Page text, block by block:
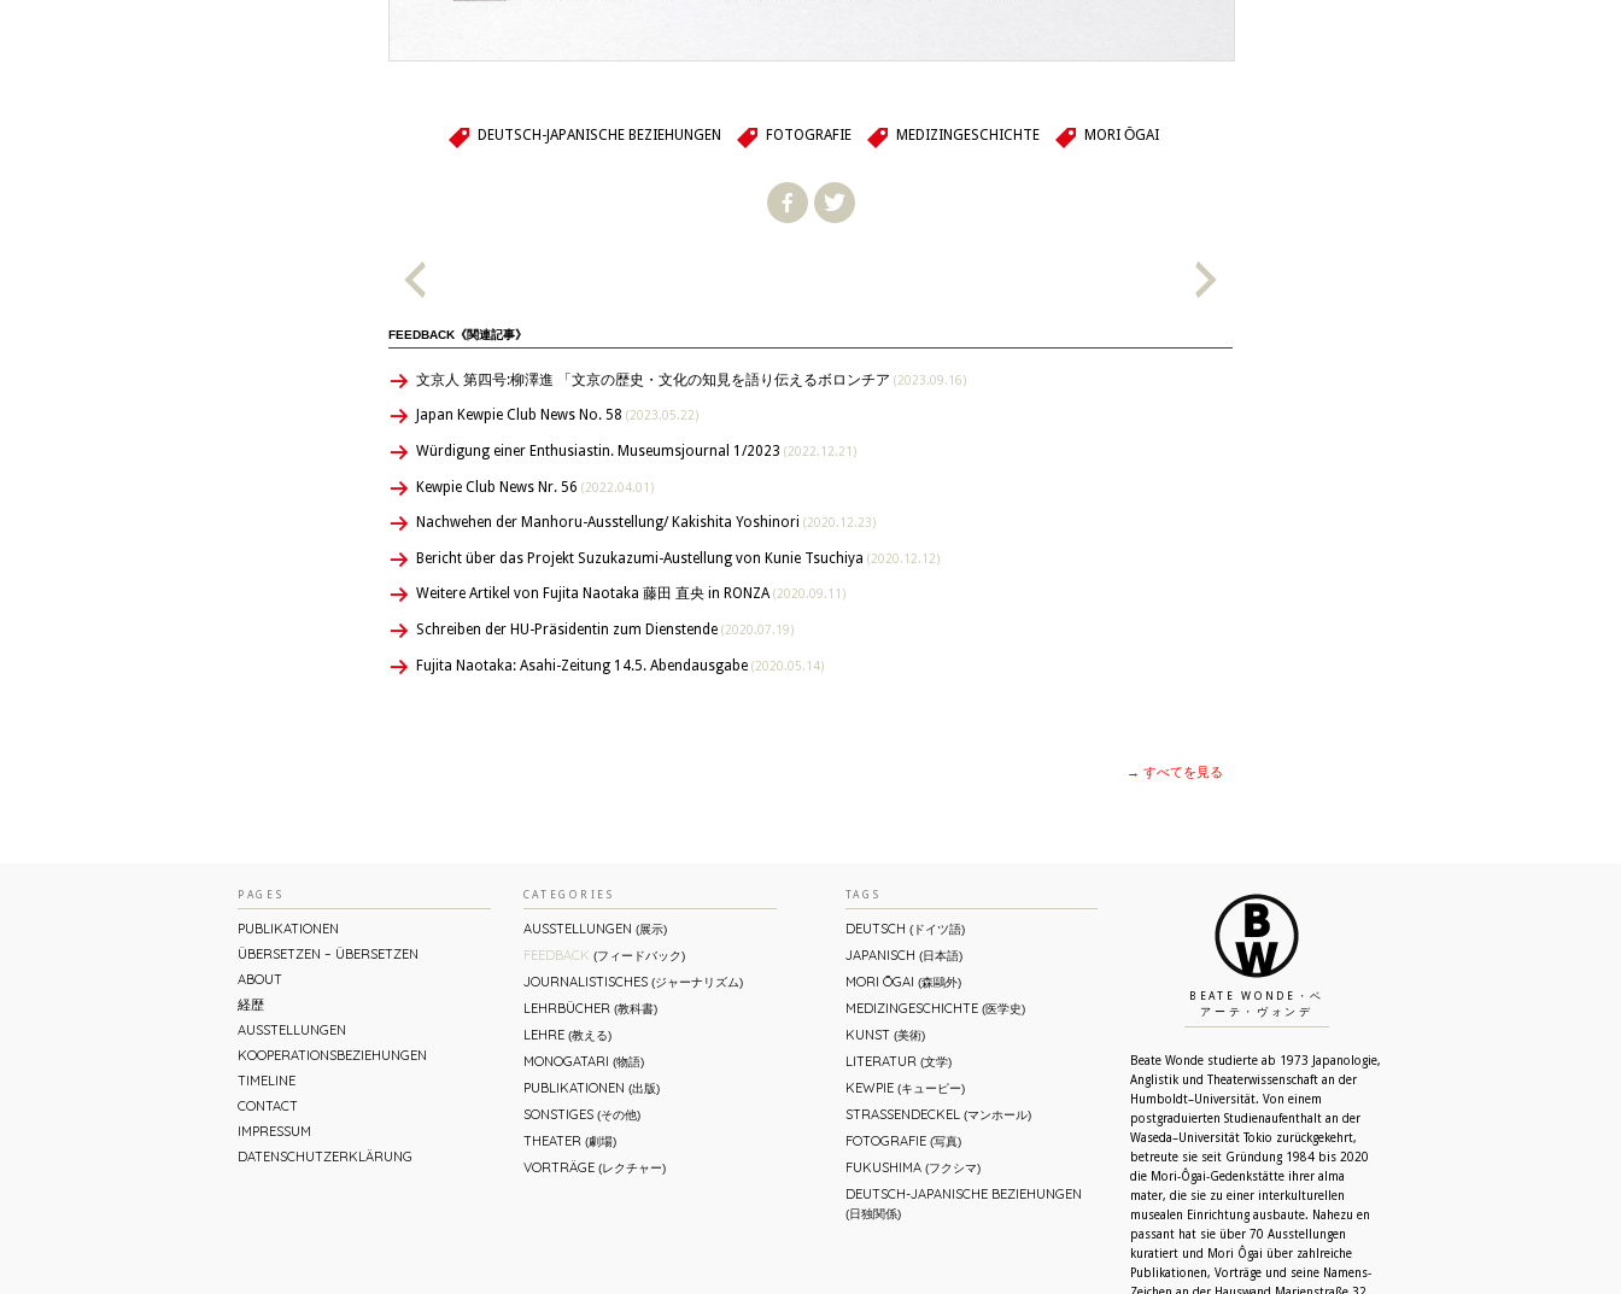
DEUTSCH-JAPANISCHE BEZIEHUNGEN FOTOGRAFIE MEDIZINGESCHICHTE MORI ŌGAI
FEEDBACK《関連記事》
文京人 第四号:柳澤進 「文京の歴史・文化の知見を語り伝えるボロンチア (2023.09.16)
Japan Kewpie Club News No. 58 (2023.05.22)
Würdigung einer Enthusiastin. Museumsjournal 1/2023 (2022.12.21)
Kewpie Club News Nr. 56 (2022.04.01)
Nachwehen der Manhoru-Ausstellung/ Kakishita Yoshinori (2020.12.23)
Bericht über das Projekt Suzukazumi-Austellung von Kunie Tsuchiya (2020.12.12)
Weitere Artikel von Fujita Naotaka 藤田 直央 in RONZA(2020.09.11)
Schreiben der HU-Präsidentin zum Dienstende (2020.07.19)
Fujita Naotaka: Asahi-Zeitung 14.5. Abendausgabe (2020.05.14)
→ すべてを見る
PAGES
PUBLIKATIONEN
ÜBERSETZEN – ÜBERSETZEN
ABOUT
経歴
AUSSTELLUNGEN
KOOPERATIONSBEZIEHUNGEN
TIMELINE
CONTACT
IMPRESSUM
DATENSCHUTZERKLÄRUNG
CATEGORIES
AUSSTELLUNGEN (展示)
FEEDBACK (フィードバック)
JOURNALISTISCHES(ジャーナリズム)
LEHRBÜCHER(教科書)
LEHRE(教える)
MONOGATARI (物語)
PUBLIKATIONEN (出版)
SONSTIGES(その他)
THEATER(劇場)
VORTRÄGE(レクチャー)
TAGS
DEUTSCH (ドイツ語)
JAPANISCH (日本語)
MORI ŌGAI (森鷗外)
MEDIZINGESCHICHTE(医学史)
KUNST(美術)
LITERATUR(文学)
KEWPIE(キューピー)
STRASSENDECKEL (マンホール)
FOTOGRAFIE(写真)
FUKUSHIMA(フクシマ)
DEUTSCH-JAPANISCHE BEZIEHUNGEN
(日独関係)
BEATE WONDE・ベ
アーテ・ヴォンデ
Beate Wonde studierte ab 1973 Japanologie,
Anglistik und Theaterwissenschaft an der
Humboldt–Universität. Von einem
postgraduierten Studienaufenthalt an der
Waseda–Universität Tokio zurückgekehrt,
betreute sie seit Gründung 1984 bis 2020
die Mori-Ôgai-Gedenkstätte ihrer alma
mater, die sie zu einer interkulturellen
musealen Einrichtung ausbaute. Nahezu en
passant hat sie über 70 Ausstellungen
kuratiert und Mori Ôgai über zahlreiche
Publikationen, Vorträge und seine Namens-